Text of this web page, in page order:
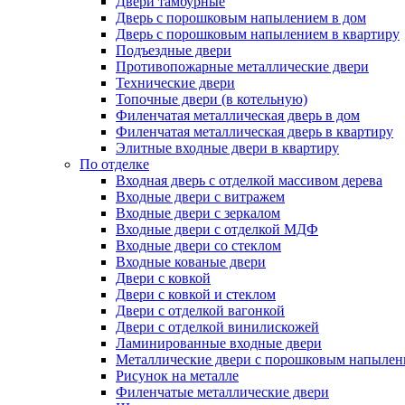
Дверь с порошковым напылением в дом
Дверь с порошковым напылением в квартиру
Подъездные двери
Противопожарные металлические двери
Технические двери
Топочные двери (в котельную)
Филенчатая металлическая дверь в дом
Филенчатая металлическая дверь в квартиру
Элитные входные двери в квартиру
По отделке
Входная дверь с отделкой массивом дерева
Входные двери с витражем
Входные двери с зеркалом
Входные двери с отделкой МДФ
Входные двери со стеклом
Входные кованые двери
Двери с ковкой
Двери с ковкой и стеклом
Двери с отделкой вагонкой
Двери с отделкой винилискожей
Ламинированные входные двери
Металлические двери с порошковым
Рисунок на металле
Филенчатые металлические двери